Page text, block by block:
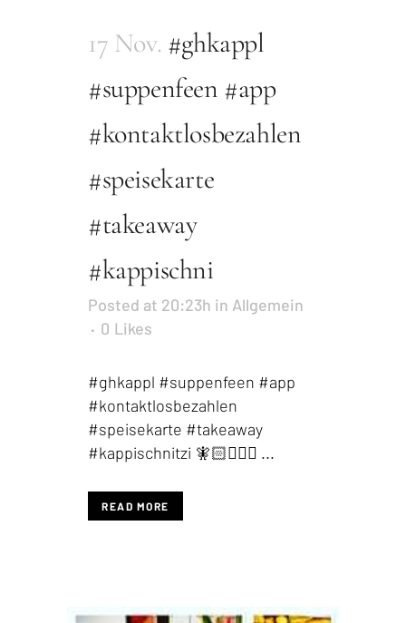
17 Nov. #ghkappl
#suppenfeen #app
#kontaktlosbezahlen
#speisekarte
#takeaway
#kappischni
Posted at 20:23h in Allgemein
0 Likes
#ghkappl #suppenfeen #app
#kontaktlosbezahlen
#speisekarte #takeaway
#kappischnitzi 🧚🏻🧚🏻‍♀️ ...
READ MORE